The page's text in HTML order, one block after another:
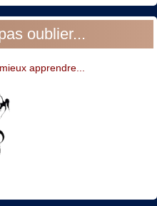
oublier...
apprendre...